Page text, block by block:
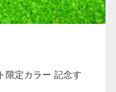
定カラー 記念す